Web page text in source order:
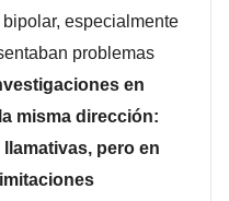
especialmente
problemas
en
misma dirección:
pero en